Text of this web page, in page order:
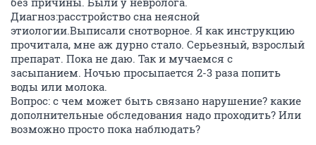
Диагноз:расстройство сна неясной
этиологии.Выписали снотворное. Я как инструкцию
прочитала, мне аж дурно стало. Серьезный, взрослый
препарат. Пока не даю. Так и мучаемся с
засыпанием. Ночью просыпается 2-3 раза попить
воды или молока.
Вопрос: с чем может быть связано нарушение? какие
дополнительные обследования надо проходить? Или
возможно просто пока наблюдать?